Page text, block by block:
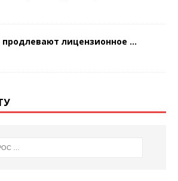
продлевают лицензионное ...